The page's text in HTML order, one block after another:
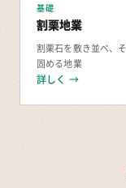
基礎
割栗地業
割栗石を敷き並べ、
固める地業
詳しく →